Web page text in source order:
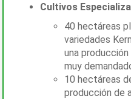
Cultivos
40 hectáreas
variedades
una
muy
10 hectáreas
producción de